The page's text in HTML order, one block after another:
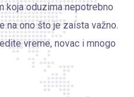
koja oduzima nepotrebno
na ono što je zaista važno.
vreme, novac i mnogo